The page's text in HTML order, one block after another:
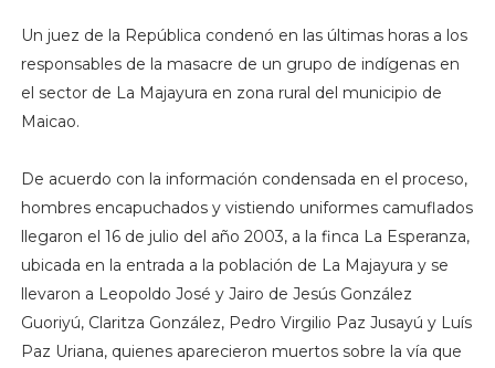
Un juez de la República condenó en las últimas horas a los
responsables de la masacre de un grupo de indígenas en
el sector de La Majayura en zona rural del municipio de
Maicao.
De acuerdo con la información condensada en el proceso,
hombres encapuchados y vistiendo uniformes camuflados
llegaron el 16 de julio del año 2003, a la finca La Esperanza,
ubicada en la entrada a la población de La Majayura y se
llevaron a Leopoldo José y Jairo de Jesús González
Guoriyú, Claritza González, Pedro Virgilio Paz Jusayú y Luís
Paz Uriana, quienes aparecieron muertos sobre la vía que